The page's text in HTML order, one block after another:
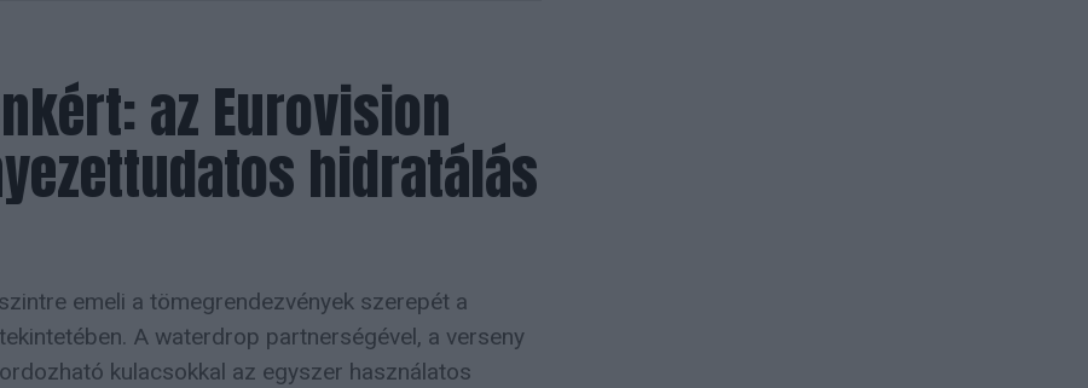
az Eurovision
hidratálás
emeli a tömegrendezvények szerepét a
A waterdrop partnerségével, a verseny
kulacsokkal az egyszer használatos